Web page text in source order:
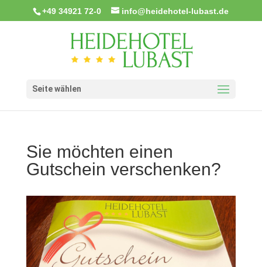
+49 34921 72-0 info@heidehotel-lubast.de
Seite wählen
Sie möchten einen
Gutschein verschenken?